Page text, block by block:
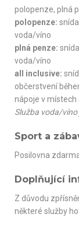
polopenze, plná
polopenze:
voda/víno
plná penze:
voda/víno
all inclusive:
občerstvení
nápoje v místech
Služba voda/víno
Sport a
Posilovna
Doplňující
Z důvodu
některé služby